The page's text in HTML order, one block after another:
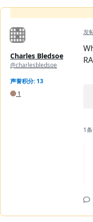
Charles Bledsoe
@charlesbledsoe
声誉积分: 13
1
发
1